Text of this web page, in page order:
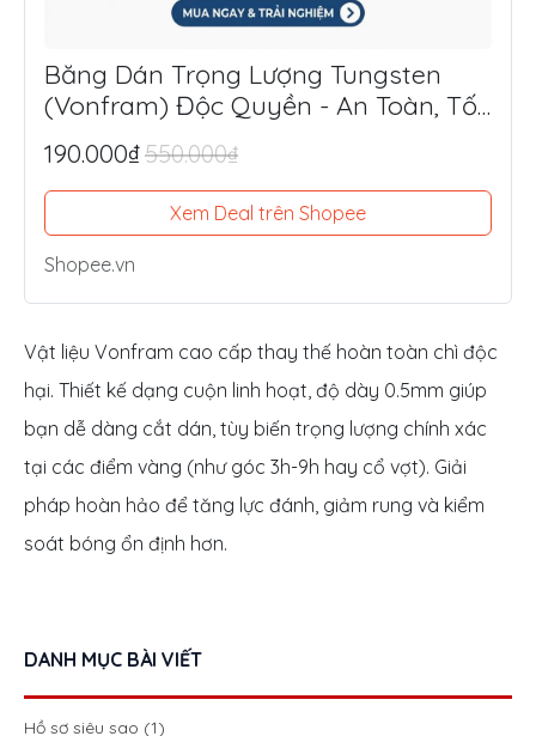
Băng Dán Trọng Lượng Tungsten
(Vonfram) Độc Quyền - An Toàn, Tối
Ưu Lực Đánh, Điểm Ngọt
190.000₫550.000₫
Xem Deal trên Shopee
Shopee.vn
Vật liệu Vonfram cao cấp thay thế hoàn toàn chì độc
hại. Thiết kế dạng cuộn linh hoạt, độ dày 0.5mm giúp
bạn dễ dàng cắt dán, tùy biến trọng lượng chính xác
tại các điểm vàng (như góc 3h-9h hay cổ vợt). Giải
pháp hoàn hảo để tăng lực đánh, giảm rung và kiểm
soát bóng ổn định hơn.
DANH MỤC BÀI VIẾT
Hồ sơ siêu sao (1)